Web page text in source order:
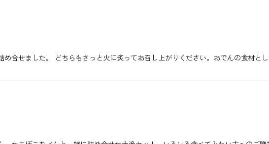
合せました。 どちらもさっと火に炙ってお召し上がりください。おでんの食材と